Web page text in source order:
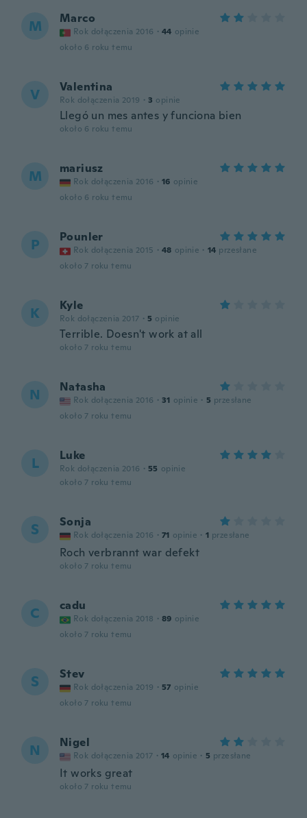
M Marco
Rok dołączenia 2016 · 44 opinie
około 6 roku temu
V Valentina
Rok dołączenia 2019 · 3 opinie
Llegó un mes antes y funciona bien
około 6 roku temu
M mariusz
Rok dołączenia 2016 · 16 opinie
około 6 roku temu
P Pounler
Rok dołączenia 2015 · 48 opinie · 14 przesłane
około 7 roku temu
K Kyle
Rok dołączenia 2017 · 5 opinie
Terrible. Doesn't work at all
około 7 roku temu
N Natasha
Rok dołączenia 2016 · 31 opinie · 5 przesłane
około 7 roku temu
L Luke
Rok dołączenia 2016 · 55 opinie
około 7 roku temu
S Sonja
Rok dołączenia 2016 · 71 opinie · 1 przesłane
Roch verbrannt war defekt
około 7 roku temu
C cadu
Rok dołączenia 2018 · 89 opinie
około 7 roku temu
S Stev
Rok dołączenia 2019 · 57 opinie
około 7 roku temu
N Nigel
Rok dołączenia 2017 · 14 opinie · 5 przesłane
It works great
około 7 roku temu